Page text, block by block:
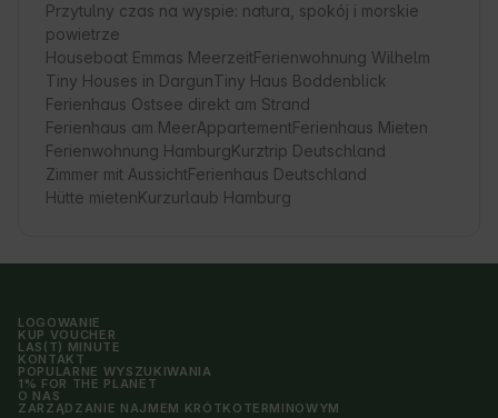
Przytulny czas na wyspie: natura, spokój i morskie
powietrze
Houseboat Emmas MeerzeitFerienwohnung Wilhelm
Tiny Houses in DargunTiny Haus Boddenblick
Ferienhaus Ostsee direkt am Strand
Ferienhaus am MeerAppartementFerienhaus Mieten
Ferienwohnung HamburgKurztrip Deutschland
Zimmer mit AussichtFerienhaus Deutschland
Hütte mietenKurzurlaub Hamburg
LOGOWANIE
KUP VOUCHER
LAS(T) MINUTE
KONTAKT
POPULARNE WYSZUKIWANIA
1% FOR THE PLANET
O NAS
ZARZĄDZANIE NAJMEM KRÓTKOTERMINOWYM